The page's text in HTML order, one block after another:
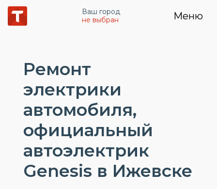
Ваш город
не выбран
Меню
Ремонт
электрики
автомобиля,
официальный
автоэлектрик
Genesis в Ижевске